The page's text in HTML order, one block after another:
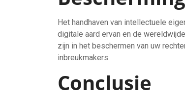
Het handhaven van intellectuele
digitale aard ervan en de
zijn in het beschermen van uw
inbreukmakers.
Conclusie